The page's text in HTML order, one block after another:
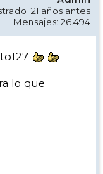
21 años antes
Mensajes: 26.494
lo que